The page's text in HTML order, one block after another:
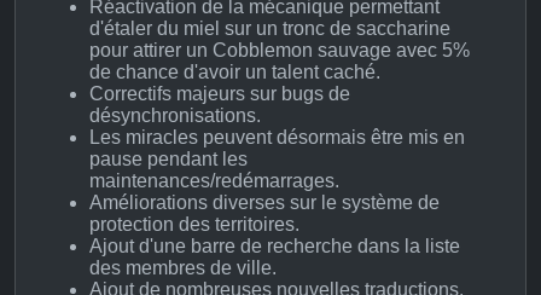
Réactivation de la mécanique permettant
d'étaler du miel sur un tronc de saccharine
pour attirer un Cobblemon sauvage avec 5%
de chance d'avoir un talent caché.
Correctifs majeurs sur bugs de
désynchronisations.
Les miracles peuvent désormais être mis en
pause pendant les
maintenances/redémarrages.
Améliorations diverses sur le système de
protection des territoires.
Ajout d'une barre de recherche dans la liste
des membres de ville.
Ajout de nombreuses nouvelles traductions.